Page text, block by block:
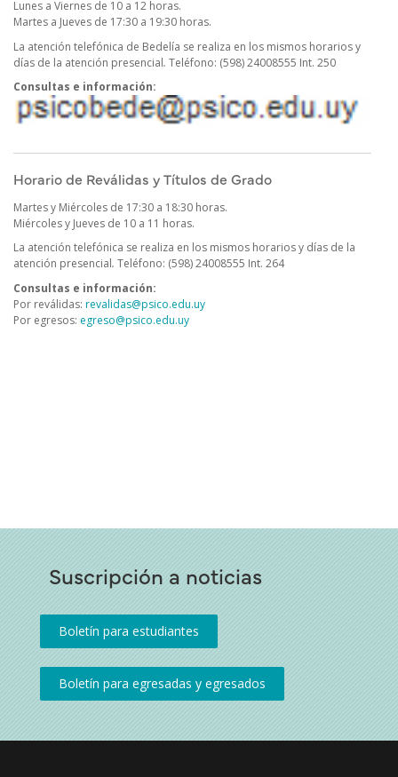
Lunes a Viernes de 10 a 12 horas.
Martes a Jueves de 17:30 a 19:30 horas.
La atención telefónica de Bedelía se realiza en los mismos horarios y
días de la atención presencial. Teléfono: (598) 24008555 Int. 250
Consultas e información:
Horario de Reválidas y Títulos de Grado
Martes y Miércoles de 17:30 a 18:30 horas.
Miércoles y Jueves de 10 a 11 horas.
La atención telefónica se realiza en los mismos horarios y días de la
atención presencial. Teléfono: (598) 24008555 Int. 264
Consultas e información:
Por reválidas: revalidas@psico.edu.uy
Por egresos: egreso@psico.edu.uy
Suscripción a noticias